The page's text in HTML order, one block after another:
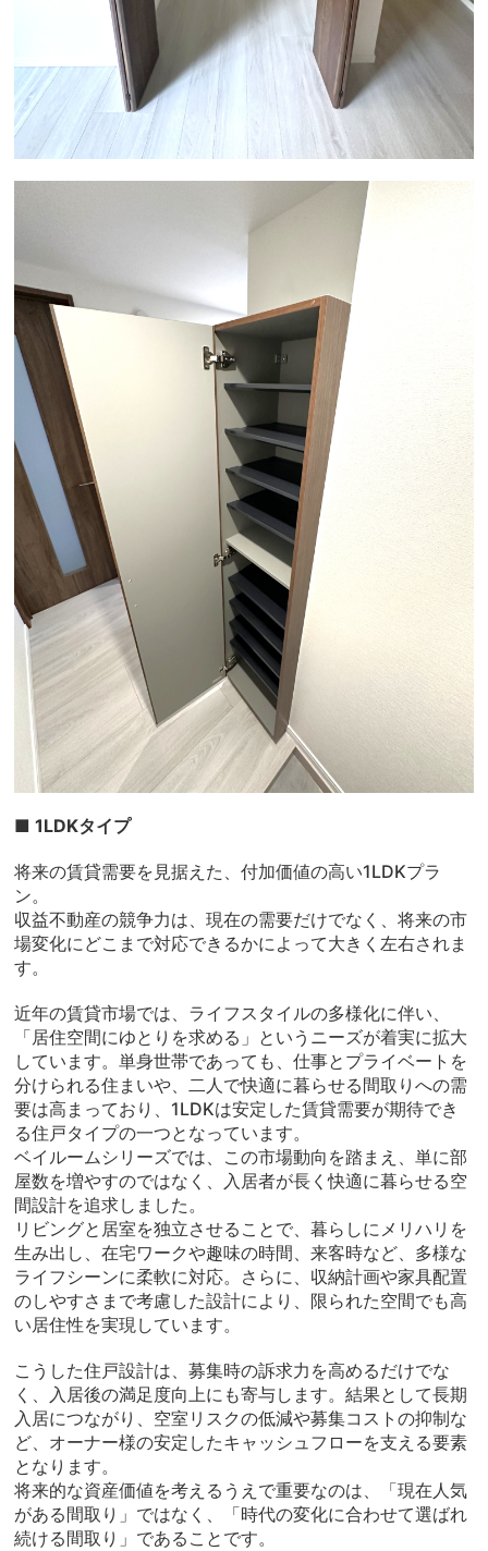
■ 1LDKタイプ
将来の賃貸需要を見据えた、付加価値の高い1LDKプラ
ン。
収益不動産の競争力は、現在の需要だけでなく、将来の市
場変化にどこまで対応できるかによって大きく左右されま
す。
近年の賃貸市場では、ライフスタイルの多様化に伴い、
「居住空間にゆとりを求める」というニーズが着実に拡大
しています。単身世帯であっても、仕事とプライベートを
分けられる住まいや、二人で快適に暮らせる間取りへの需
要は高まっており、1LDKは安定した賃貸需要が期待でき
る住戸タイプの一つとなっています。
ベイルームシリーズでは、この市場動向を踏まえ、単に部
屋数を増やすのではなく、入居者が長く快適に暮らせる空
間設計を追求しました。
リビングと居室を独立させることで、暮らしにメリハリを
生み出し、在宅ワークや趣味の時間、来客時など、多様な
ライフシーンに柔軟に対応。さらに、収納計画や家具配置
のしやすさまで考慮した設計により、限られた空間でも高
い居住性を実現しています。
こうした住戸設計は、募集時の訴求力を高めるだけでな
く、入居後の満足度向上にも寄与します。結果として長期
入居につながり、空室リスクの低減や募集コストの抑制な
ど、オーナー様の安定したキャッシュフローを支える要素
となります。
将来的な資産価値を考えるうえで重要なのは、「現在人気
がある間取り」ではなく、「時代の変化に合わせて選ばれ
続ける間取り」であることです。